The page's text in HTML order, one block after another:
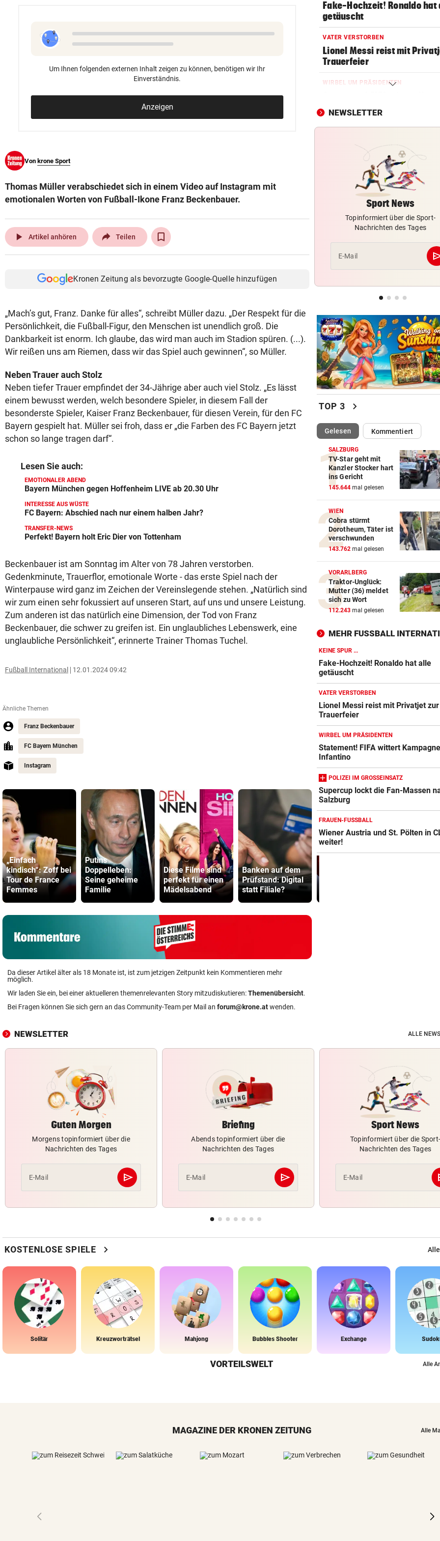
Um Ihnen folgenden externen Inhalt zeigen zu können, benötigen wir Ihr
Einverständnis.
Anzeigen
Von krone Sport
Thomas Müller verabschiedet sich in einem Video auf Instagram mit
emotionalen Worten von Fußball-Ikone Franz Beckenbauer.
play_arrow Artikel anhören Teilen
Kronen Zeitung als bevorzugte Google-Quelle hinzufügen
„Mach’s gut, Franz. Danke für alles“, schreibt Müller dazu. „Der Respekt für die
Persönlichkeit, die Fußball-Figur, den Menschen ist unendlich groß. Die
Dankbarkeit ist enorm. Ich glaube, das wird man auch im Stadion spüren. (...).
Wir reißen uns am Riemen, dass wir das Spiel auch gewinnen“, so Müller.
Neben Trauer auch Stolz
Neben tiefer Trauer empfindet der 34-Jährige aber auch viel Stolz. „Es lässt
einem bewusst werden, welch besondere Spieler, in diesem Fall der
besonderste Spieler, Kaiser Franz Beckenbauer, für diesen Verein, für den FC
Bayern gespielt hat. Müller sei froh, dass er „die Farben des FC Bayern jetzt
schon so lange tragen darf“.
Lesen Sie auch:
EMOTIONALER ABEND
Bayern München gegen Hoffenheim LIVE ab 20.30 Uhr
INTERESSE AUS WÜSTE
FC Bayern: Abschied nach nur einem halben Jahr?
TRANSFER-NEWS
Perfekt! Bayern holt Eric Dier von Tottenham
Beckenbauer ist am Sonntag im Alter von 78 Jahren verstorben.
Gedenkminute, Trauerflor, emotionale Worte - das erste Spiel nach der
Winterpause wird ganz im Zeichen der Vereinslegende stehen. „Natürlich sind
wir zum einen sehr fokussiert auf unseren Start, auf uns und unsere Leistung.
Zum anderen ist das natürlich eine Dimension, der Tod von Franz
Beckenbauer, die schwer zu greifen ist. Ein unglaubliches Lebenswerk, eine
unglaubliche Persönlichkeit“, erinnerte Trainer Thomas Tuchel.
Fußball International 12.01.2024 09:42
Ähnliche Themen
Franz Beckenbauer
FC Bayern München
Instagram
„Einfach
kindisch“: Zoff bei
Tour de France
Femmes
Putins
Doppelleben:
Seine geheime
Familie
Diese Filme sind
perfekt für einen
Mädelsabend
Banken auf dem
Prüfstand: Digital
statt Filiale?
Da dieser Artikel älter als 18 Monate ist, ist zum jetzigen Zeitpunkt kein Kommentieren mehr
möglich.
Wir laden Sie ein, bei einer aktuelleren themenrelevanten Story mitzudiskutieren:Themenübersicht.
Bei Fragen können Sie sich gern an das Community-Team per Mail an forum@krone.atwenden.
Fake-Hochzeit! Ronaldo hat
getäuscht
VATER VERSTORBEN
Lionel Messi reist mit
Trauerfeier
WIRBEL UM PRÄSIDENTEN
gegen Infantino
OLYMPIA-HELD GSTREIN
geblieben“
FC RED BULL SALZBURG
Haris Tabakovic: Der
Bankkaufmann mit
FUSSBALL-BUNDESLIGA
Darum ist die Wiener
handlungsfähig
WAC keine Option
Supercup lockt die Fan-
nach Salzburg
NEWSLETTER
Sport News
Topinformiert über die Sport-
Nachrichten des Tages
E-Mail
TOP 3 chevron_right
Gelesen(ausgewählt)Kommentiert
SALZBURG
TV-Star geht mit
Kanzler Stocker hart
ins Gericht
145.644 mal gelesen
WIEN
Cobra stürmt
Dorotheum, Täter ist
verschwunden
143.762 mal gelesen
VORARLBERG
Traktor-Unglück:
Mutter (36) meldet
sich zu Wort
112.243 mal gelesen
MEHR FUSSBALL
KEINE SPUR ...
Fake-Hochzeit! Ronaldo hat alle
getäuscht
VATER VERSTORBEN
Lionel Messi reist mit Privatjet zur
Trauerfeier
WIRBEL UM PRÄSIDENTEN
Statement! FIFA wittert
Infantino
POLIZEI IM GROSSEINSATZ
Supercup lockt die Fan-Massen
Salzburg
FRAUEN-FUSSBALL
Wiener Austria und St. Pölten in
weiter!
NEWSLETTER ALLE
Guten Morgen
Morgens topinformiert über die
Nachrichten des Tages
E-Mail send
Abschicken
Briefing
Abends topinformiert über die
Nachrichten des Tages
E-Mail send
Abschicken
Sport News
Topinformiert über die
Nachrichten des Tages
E-Mail
KOSTENLOSE SPIELE chevron_right
Solitär Kreuzworträtsel Mahjong Bubbles Shooter Exchange
VORTEILSWELT Alle
MAGAZINE DER KRONEN ZEITUNG Alle